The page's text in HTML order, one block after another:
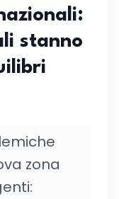
stanno
zona